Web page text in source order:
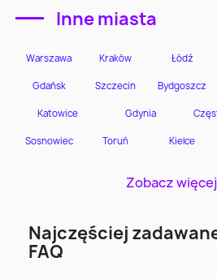
Inne miasta
Zobacz więcej
Najczęściej
FAQ